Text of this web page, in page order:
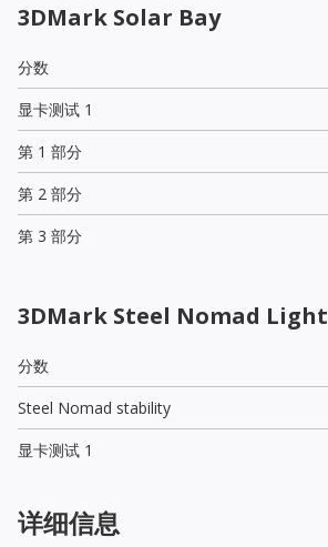
3DMark Solar Bay
分数
显卡测试 1
第 1 部分
第 2 部分
第 3 部分
3DMark Steel Nomad Light
分数
Steel Nomad stability
显卡测试 1
详细信息